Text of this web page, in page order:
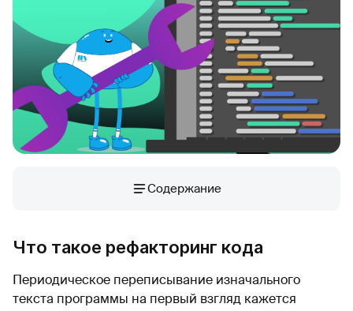
Содержание
Что такое рефакторинг кода
Периодическое переписывание изначального
текста программы на первый взгляд кажется